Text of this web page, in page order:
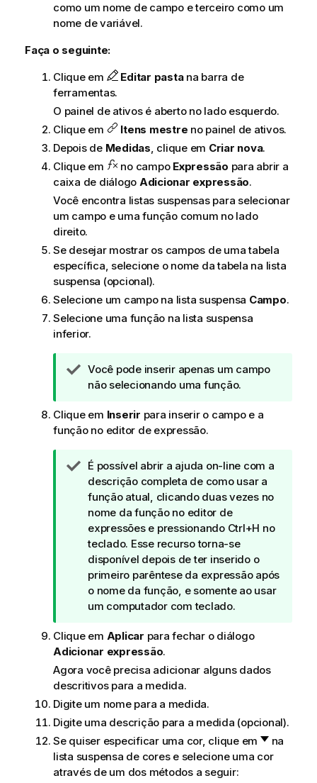
como um nome de campo e terceiro como um
nome de variável.
Faça o seguinte:
Clique em
Editar pastana barra de
ferramentas.
O painel de ativos é aberto no lado esquerdo.
Clique em
Itens mestre no painel de ativos.
Depois de Medidas, clique em Criar nova.
Clique em
no campo Expressão para abrir a
caixa de diálogo Adicionar expressão.
Você encontra listas suspensas para selecionar
um campo e uma função comum no lado
direito.
Se desejar mostrar os campos de uma tabela
específica, selecione o nome da tabela na lista
suspensa (opcional).
Selecione um campo na lista suspensa Campo.
Selecione uma função na lista suspensa
inferior.
N
o
a
d
d
i
c
a
Você pode inserir apenas um campo
não selecionando uma função.
Clique em Inserir para inserir o campo e a
função no editor de expressão.
N
o
t
a
d
e
d
i
c
a
É possível abrir a ajuda on-line com a
descrição completa de como usar a
função atual, clicando duas vezes no
nome da função no editor de
expressões e pressionando Ctrl+H no
teclado. Esse recurso torna-se
disponível depois de ter inserido o
primeiro parêntese da expressão após
o nome da função, e somente ao usar
um computador com teclado.
Clique em Aplicar para fechar o diálogo
Adicionar expressão.
Agora você precisa adicionar alguns dados
descritivos para a medida.
Digite um nome para a medida.
Digite uma descrição para a medida (opcional).
Se quiser especificar uma cor, clique em
na
lista suspensa de cores e selecione uma cor
através de um dos métodos a seguir: